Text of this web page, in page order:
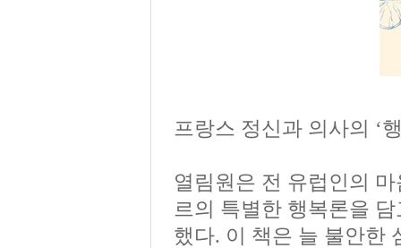
프랑스 정신과 의사의 ‘
열림원은 전 유럽인의
르의 특별한 행복론을
했다. 이 책은 늘 불안한